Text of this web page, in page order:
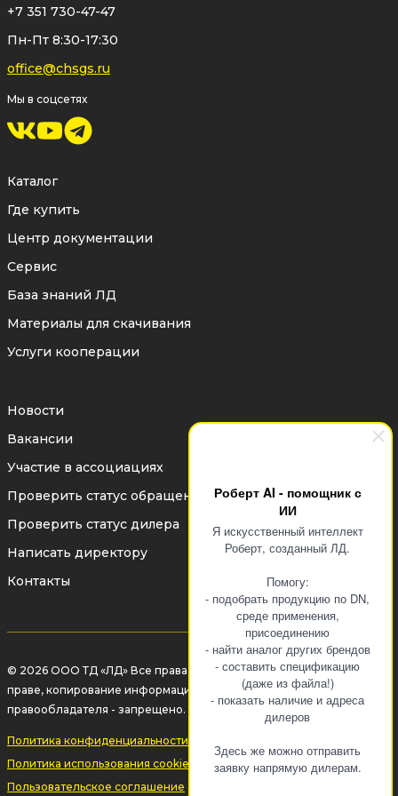
Роберт AI - помощник с
ИИ
Я искусственный интеллект
Роберт, созданный ЛД.
Помогу:
- подобрать продукцию по DN,
среде применения,
присоединению
- найти аналог других брендов
- составить спецификацию
(даже из файла!)
- показать наличие и адреса
дилеров
Здесь же можно отправить
заявку напрямую дилерам.
100% продукции производится в России на
заводе ЛД с полным контролем всех этапов
производства.
На латунные фитинги LD Pride
предоставляется заводская
гарантия
+7 351 730-47-47
Пн-Пт 8:30-17:30
office@chsgs.ru
Мы в соцсетях
Каталог
Где купить
Центр документации
Сервис
База знаний ЛД
Материалы для скачивания
Услуги кооперации
Новости
Вакансии
Участие в ассоциациях
Проверить статус обращения
Проверить статус дилера
Написать директору
Контакты
© 2026 ООО ТД «ЛД» Все права защищены законом об авторском
праве, копирование информации без разрешения
правообладателя - запрещено.
Политика конфиденциальности
Политика использования cookie-файлов
Пользовательское соглашение